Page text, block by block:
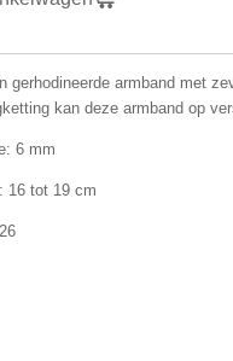
gerhodineerde armband met
kan deze armband op
6 mm
16 tot 19 cm